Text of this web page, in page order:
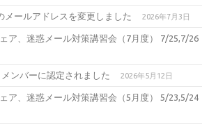
メールアドレスを変更しました 2026年7月3日
ア、迷惑メール対策講習会（7月度） 7/25,7/26
ンバーに認定されました 2026年5月12日
ア、迷惑メール対策講習会（5月度） 5/23,5/24